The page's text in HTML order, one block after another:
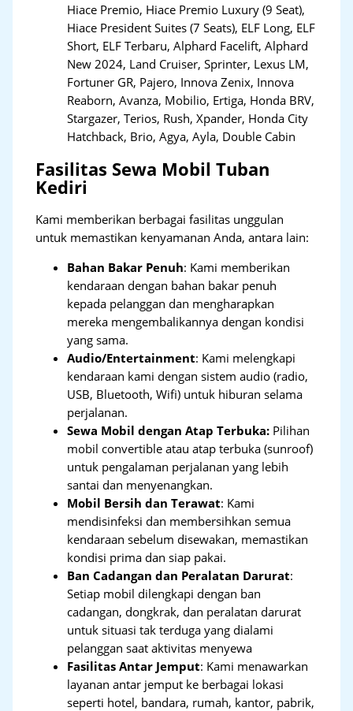
Hiace Premio, Hiace Premio Luxury (9 Seat),
Hiace President Suites (7 Seats), ELF Long, ELF
Short, ELF Terbaru, Alphard Facelift, Alphard
New 2024, Land Cruiser, Sprinter, Lexus LM,
Fortuner GR, Pajero, Innova Zenix, Innova
Reaborn, Avanza, Mobilio, Ertiga, Honda BRV,
Stargazer, Terios, Rush, Xpander, Honda City
Hatchback, Brio, Agya, Ayla, Double Cabin
Fasilitas Sewa Mobil Tuban
Kediri
Kami memberikan berbagai fasilitas unggulan
untuk memastikan kenyamanan Anda, antara lain:
Bahan Bakar Penuh: Kami memberikan
kendaraan dengan bahan bakar penuh
kepada pelanggan dan mengharapkan
mereka mengembalikannya dengan kondisi
yang sama.
Audio/Entertainment: Kami melengkapi
kendaraan kami dengan sistem audio (radio,
USB, Bluetooth, Wifi) untuk hiburan selama
perjalanan.
Sewa Mobil dengan Atap Terbuka: Pilihan
mobil convertible atau atap terbuka (sunroof)
untuk pengalaman perjalanan yang lebih
santai dan menyenangkan.
Mobil Bersih dan Terawat: Kami
mendisinfeksi dan membersihkan semua
kendaraan sebelum disewakan, memastikan
kondisi prima dan siap pakai.
Ban Cadangan dan Peralatan Darurat:
Setiap mobil dilengkapi dengan ban
cadangan, dongkrak, dan peralatan darurat
untuk situasi tak terduga yang dialami
pelanggan saat aktivitas menyewa
Fasilitas Antar Jemput: Kami menawarkan
layanan antar jemput ke berbagai lokasi
seperti hotel, bandara, rumah, kantor, pabrik,